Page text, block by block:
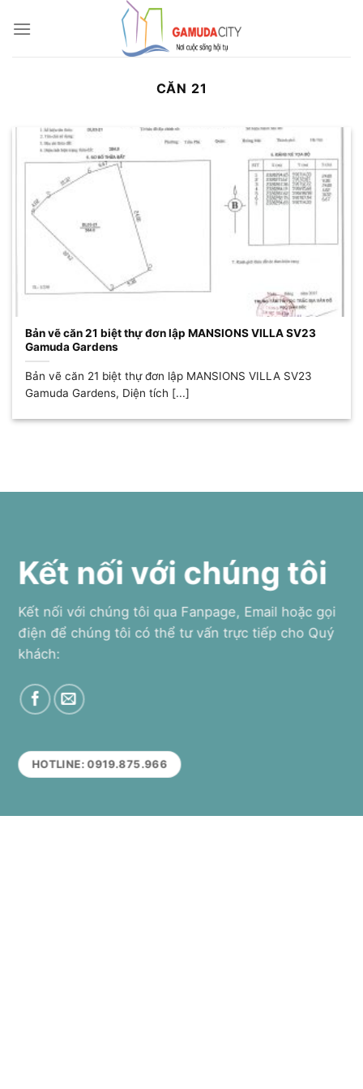
qua
CĂN 21
Bản vẽ căn 21 biệt thự đơn lập MANSIONS VILLA SV23
Gamuda Gardens
Bản vẽ căn 21 biệt thự đơn lập MANSIONS VILLA SV23
Gamuda Gardens, Diện tích [...]
Kết nối với chúng tôi
Kết nối với chúng tôi qua Fanpage, Email hoặc gọi
điện để chúng tôi có thể tư vấn trực tiếp cho Quý
khách:
HOTLINE: 0919.875.966